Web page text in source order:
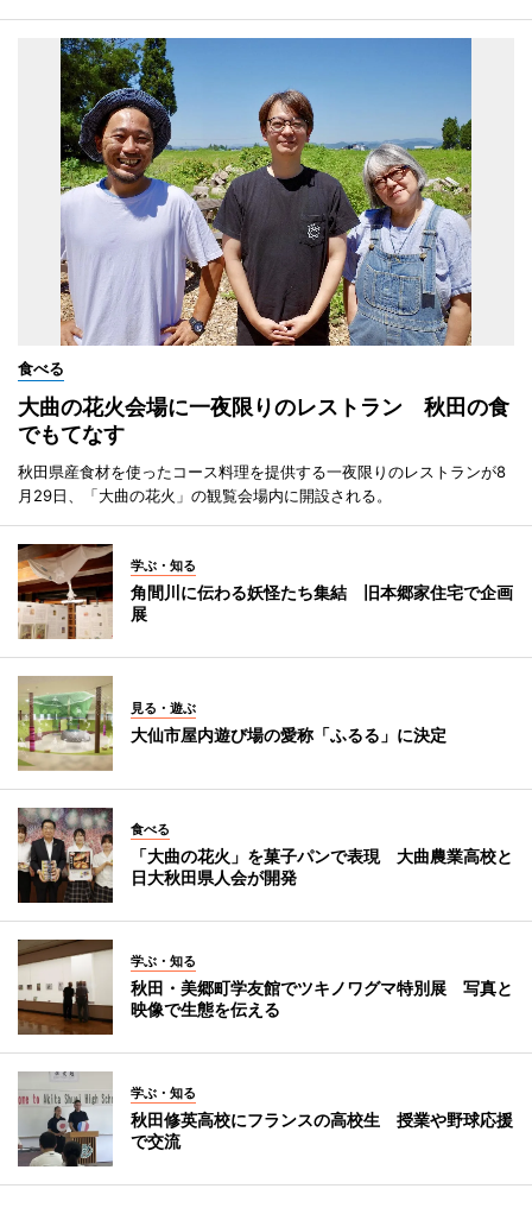
食べる
大曲の花火会場に一夜限りのレストラン 秋田の食
でもてなす
秋田県産食材を使ったコース料理を提供する一夜限りのレストランが8
月29日、「大曲の花火」の観覧会場内に開設される。
学ぶ・知る
角間川に伝わる妖怪たち集結 旧本郷家住宅で企画
展
見る・遊ぶ
大仙市屋内遊び場の愛称「ふるる」に決定
食べる
「大曲の花火」を菓子パンで表現 大曲農業高校と
日大秋田県人会が開発
学ぶ・知る
秋田・美郷町学友館でツキノワグマ特別展 写真と
映像で生態を伝える
学ぶ・知る
秋田修英高校にフランスの高校生 授業や野球応援
で交流